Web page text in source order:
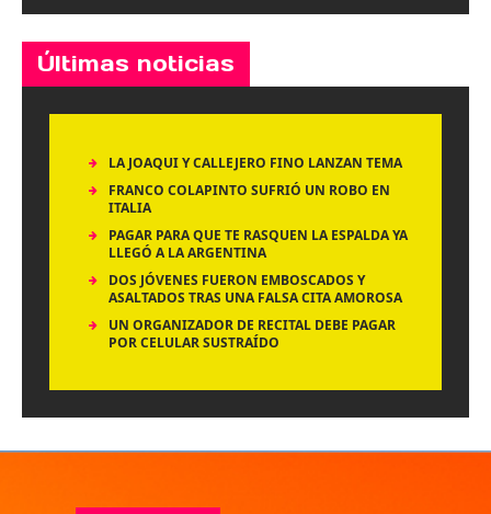
Últimas noticias
LA JOAQUI Y CALLEJERO FINO LANZAN TEMA
FRANCO COLAPINTO SUFRIÓ UN ROBO EN
ITALIA
PAGAR PARA QUE TE RASQUEN LA ESPALDA YA
LLEGÓ A LA ARGENTINA
DOS JÓVENES FUERON EMBOSCADOS Y
ASALTADOS TRAS UNA FALSA CITA AMOROSA
UN ORGANIZADOR DE RECITAL DEBE PAGAR
POR CELULAR SUSTRAÍDO